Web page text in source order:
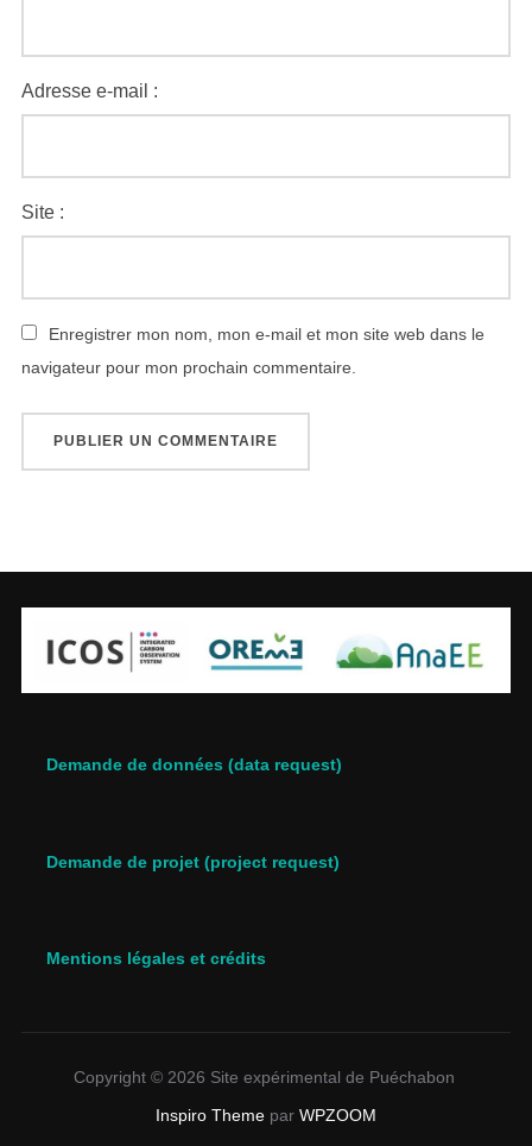
Adresse e-mail :
Site :
Enregistrer mon nom, mon e-mail et mon site web dans le
navigateur pour mon prochain commentaire.
Demande de données (data request)
Demande de projet (project request)
Mentions légales et crédits
Copyright © 2026 Site expérimental de Puéchabon
Inspiro Theme par WPZOOM